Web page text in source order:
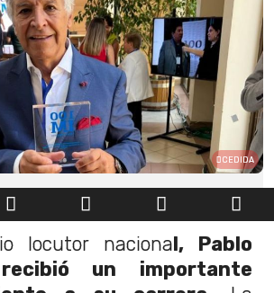
CEDIDA
locutor nacional, Pablo
un importante